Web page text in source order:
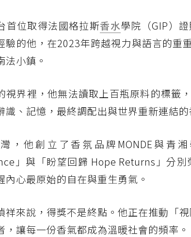
首位取得法國格拉斯香水學院（GIP）
驗的他，在2023年跨越視力與語言的重
法小鎮。
視界裡，他無法讀取上百瓶原料的標籤
識、記憶，最終調配出與世界重新連結的
，他創立了香氛品牌MONDE與青
」與「盼望回歸 Hope Returns」分
內心最原始的自在與重生勇氣。
祥來說，得獎不是終點。他正在推動「
，讓每一份香氣都成為溫暖社會的頻率。